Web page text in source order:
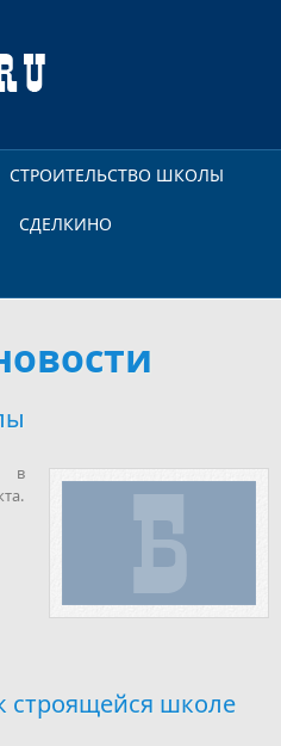
СТРОИТЕЛЬСТВО ШКОЛЫ
СДЕЛКИНО
в
строящейся школе